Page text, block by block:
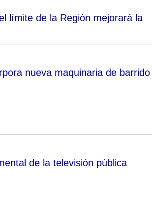
límite de la Región mejorará la
nueva maquinaria de barrido
de la televisión pública